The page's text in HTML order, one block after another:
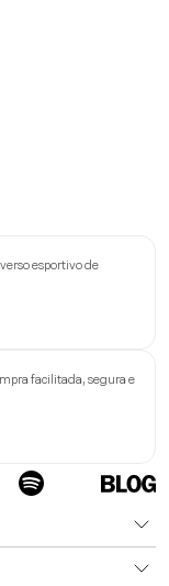
esportivo de
facilitada, segura e